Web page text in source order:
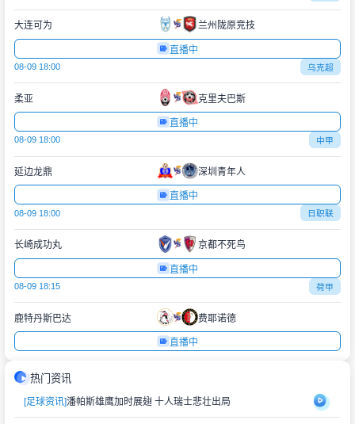
大连可为 兰州陇原竞技
直播中
08-09 18:00 乌克超
柔亚 克里夫巴斯
直播中
08-09 18:00 中甲
延边龙鼎 深圳青年人
直播中
08-09 18:00 日职联
长崎成功丸 京都不死鸟
直播中
08-09 18:15 荷甲
鹿特丹斯巴达 费耶诺德
直播中
热门资讯
[足球资讯]潘帕斯雄鹰加时展翅 十人瑞士悲壮出局